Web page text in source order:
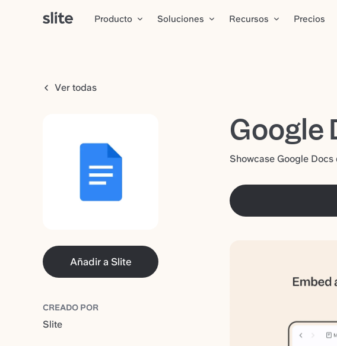
Producto Soluciones Recursos Precios
Ver todas
Añadir a Slite
CREADO POR
Slite
Google
Showcase Google